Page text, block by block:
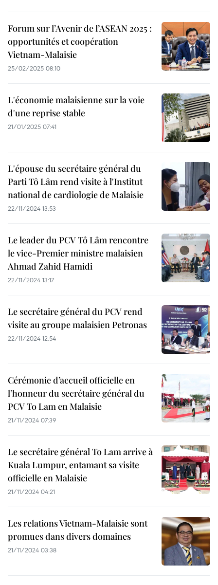
Forum sur l’Avenir de l’ASEAN 2025 :
opportunités et coopération
Vietnam-Malaisie
25/02/2025 08:10
L'économie malaisienne sur la voie
d'une reprise stable
21/01/2025 07:41
L'épouse du secrétaire général du
Parti Tô Lâm rend visite à l'Institut
national de cardiologie de Malaisie
22/11/2024 13:53
Le leader du PCV Tô Lâm rencontre
le vice-Premier ministre malaisien
Ahmad Zahid Hamidi
22/11/2024 13:17
Le secrétaire général du PCV rend
visite au groupe malaisien Petronas
22/11/2024 12:54
Cérémonie d’accueil officielle en
l’honneur du secrétaire général du
PCV To Lam en Malaisie
21/11/2024 07:39
Le secrétaire général To Lam arrive à
Kuala Lumpur, entamant sa visite
officielle en Malaisie
21/11/2024 04:21
Les relations Vietnam-Malaisie sont
promues dans divers domaines
21/11/2024 03:38